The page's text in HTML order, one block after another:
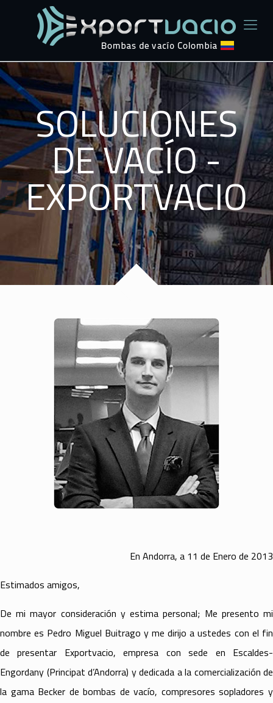
SOLUCIONES
DE VACÍO -
EXPORTVACIO
En Andorra, a 11 de Enero de 2013
Estimados amigos,
De mi mayor consideración y estima personal; Me presento mi
nombre es Pedro Miguel Buitrago y me dirijo a ustedes con el fin
de presentar Exportvacio, empresa con sede en Escaldes-
Engordany (Principat d’Andorra) y dedicada a la comercialización de
la gama Becker de bombas de vacío, compresores sopladores y